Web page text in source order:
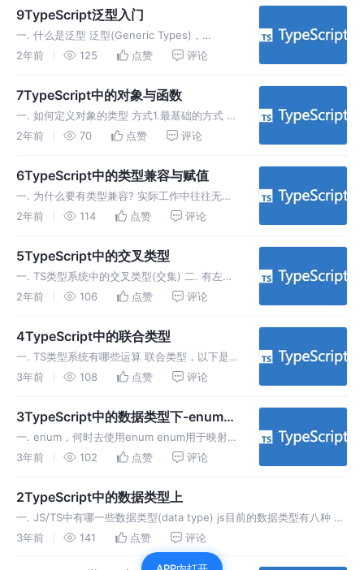
对象类型的属性
9TypeScript泛型入门
一. 什么是泛型 泛型(Generic Types)，
generic就是多的意思，也就是表示多种类型 可
类型就好像函数是接收其它代码的代码 函数的
本质是什么?
2年前 125 点赞 评论
7TypeScript中的对象与函数
一. 如何定义对象的类型 方式1.最基础的方式 方
式2. 索引签名 方式3. 映射类型，这种方式和方
2. 主要用于范型 二. 其它一些对象的语法
2年前 70 点赞 评论
6TypeScript中的类型兼容与赋值
一. 为什么要有类型兼容? 实际工作中往往无法
做到类型一致 二. 什么是类型兼容 一个通俗的
一个变量y有的，x都有，则x兼容（代替）y。
三. 简单类型的兼
2年前 114 点赞 评论
5TypeScript中的交叉类型
一. TS类型系统中的交叉类型(交集) 二. 有左手
的人能否有右手 总结: 场景一中的直接对象字面
明变量再赋值的方式会绕过这种验证，因此不会
报错。 三. 接口
2年前 106 点赞 评论
4TypeScript中的联合类型
一. TS类型系统有哪些运算 联合类型，以下是
具体的例子，理解成集合的并集 二. 如何使用联
number和string同时拥有的方法或者属性 这种
缩小类型范围的过
3年前 108 点赞 评论
3TypeScript中的数据类型下-enum、
type、interface
一. enum，何时去使用enum enum用于映射，
以下是基本用法 例子2，通过位运算和enums
比直接用type+并集的方式 总结: number
3年前 102 点赞 评论
2TypeScript中的数据类型上
一. JS/TS中有哪一些数据类型(data type) js目前的数据类型有八种 可
以通过2321分组去记，两个空这一点是js编程语言的特色，其实也可以
说是设计缺陷其它语言都是一个空。3个常用的数据
3年前 141 点赞 评论